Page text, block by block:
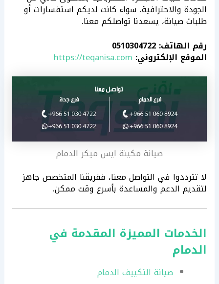
الجودة والاحترافية. سواء كانت لديكم استفسارات أو
طلبات صيانة، يسعدنا تواصلكم معنا.
رقم الهاتف: 0510304722
الموقع الإلكتروني: https://teqanisa.com
صيانة مكينة ايس ميكر الدمام
لا تترددوا في التواصل معنا، ففريقنا المتخصص جاهز
لتقديم الدعم والمساعدة بأسرع وقت ممكن.
الخدمات المميزة المقدمة في
الدمام
صيانة التكييف الدمام